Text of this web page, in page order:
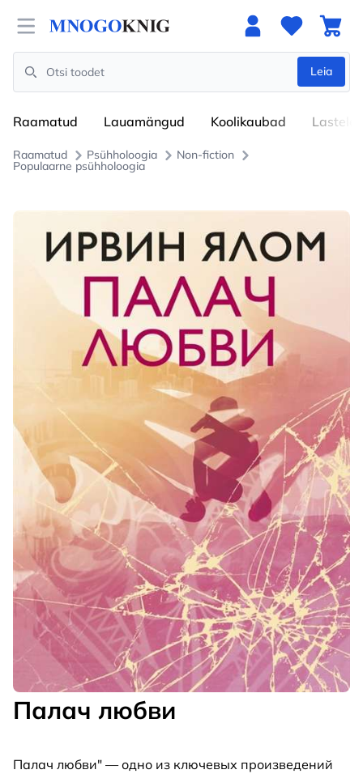
Open menu
Search
Leia
Raamatud Lauamängud Koolikaubad Lastele
Raamatud Psühholoogia Non-fiction
Populaarne psühholoogia
Палач любви
Палач любви" — одно из ключевых произведений